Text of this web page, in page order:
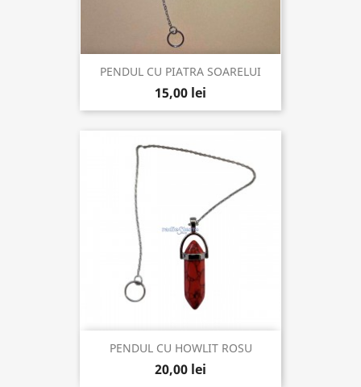
PENDUL CU PIATRA SOARELUI
15,00 lei
PENDUL CU HOWLIT ROSU
20,00 lei